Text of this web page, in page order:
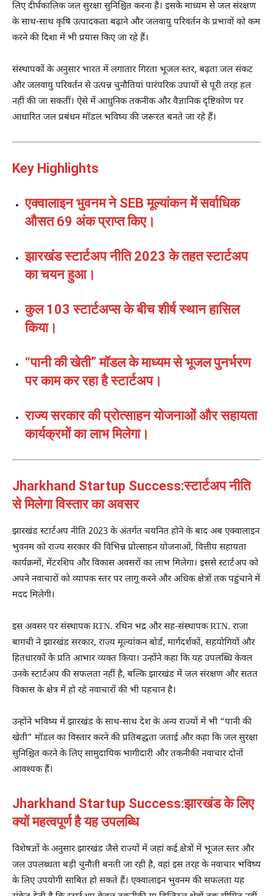
लिए दीर्घकालिक जल सुरक्षा सुनिश्चित करना है। इसके माध्यम से जल संरक्षण
के साथ-साथ कृषि उत्पादकता बढ़ाने और जलवायु परिवर्तन के प्रभावों को कम
करने की दिशा में भी प्रयास किए जा रहे हैं।
संस्थापकों के अनुसार भारत में लगातार गिरता भूजल स्तर, बढ़ता जल संकट
और जलवायु परिवर्तन से उत्पन्न चुनौतियां पारंपरिक उपायों से पूरी तरह हल
नहीं की जा सकतीं। ऐसे में आधुनिक तकनीक और वैज्ञानिक दृष्टिकोण पर
आधारित जल प्रबंधन मॉडल भविष्य की जरूरत बनते जा रहे हैं।
Key Highlights
एक्वालाइन भुवनम ने SEB मूल्यांकन में सर्वाधिक
औसत 69 अंक प्राप्त किए।
झारखंड स्टार्टअप नीति 2023 के तहत स्टार्टअप
का चयन हुआ।
कुल 103 स्टार्टअप्स के बीच शीर्ष स्थान हासिल
किया।
“पानी की खेती” मॉडल के माध्यम से भूजल पुनर्भरण
पर काम कर रहा है स्टार्टअप।
राज्य सरकार की प्रोत्साहन योजनाओं और सहायता
कार्यक्रमों का लाभ मिलेगा।
Jharkhand Startup Success:स्टार्टअप नीति
से मिलेगा विस्तार का अवसर
झारखंड स्टार्टअप नीति 2023 के अंतर्गत चयनित होने के बाद अब एक्वालाइन
भुवनम को राज्य सरकार की विभिन्न प्रोत्साहन योजनाओं, वित्तीय सहायता
कार्यक्रमों, मेंटरशिप और विकास अवसरों का लाभ मिलेगा। इससे स्टार्टअप को
अपने नवाचारों को व्यापक स्तर पर लागू करने और अधिक क्षेत्रों तक पहुंचाने में
मदद मिलेगी।
इस अवसर पर संस्थापक RTN. रथिन भद्र और सह-संस्थापक RTN. राजा
बागची ने झारखंड सरकार, राज्य मूल्यांकन बोर्ड, मार्गदर्शकों, सहयोगियों और
हितधारकों के प्रति आभार व्यक्त किया। उन्होंने कहा कि यह उपलब्धि केवल
उनके स्टार्टअप की सफलता नहीं है, बल्कि झारखंड में जल संरक्षण और सतत
विकास के क्षेत्र में हो रहे नवाचारों की भी पहचान है।
उन्होंने भविष्य में झारखंड के साथ-साथ देश के अन्य राज्यों में भी “पानी की
खेती” मॉडल का विस्तार करने की प्रतिबद्धता जताई और कहा कि जल सुरक्षा
सुनिश्चित करने के लिए सामुदायिक भागीदारी और तकनीकी नवाचार दोनों
आवश्यक हैं।
Jharkhand Startup Success:झारखंड के लिए
क्यों महत्वपूर्ण है यह उपलब्धि
विशेषज्ञों के अनुसार झारखंड जैसे राज्यों में जहां कई क्षेत्रों में भूजल स्तर और
जल उपलब्धता बड़ी चुनौती बनती जा रही है, वहां इस तरह के नवाचार भविष्य
के लिए उपयोगी साबित हो सकते हैं। एक्वालाइन भुवनम की सफलता यह